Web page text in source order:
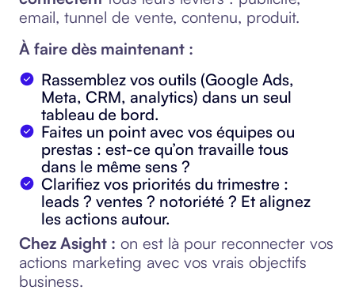
email, tunnel de vente, contenu, produit.
À faire dès maintenant :
Rassemblez vos outils (Google Ads,
Meta, CRM, analytics) dans un seul
tableau de bord.
Faites un point avec vos équipes ou
prestas : est-ce qu’on travaille tous
dans le même sens ?
Clarifiez vos priorités du trimestre :
leads ? ventes ? notoriété ? Et alignez
les actions autour.
Chez Asight : on est là pour reconnecter vos
actions marketing avec vos vrais objectifs
business.